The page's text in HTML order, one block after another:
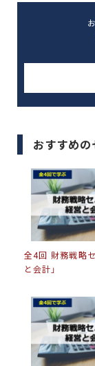
おすすめの
全4回 財務戦略
と会計」